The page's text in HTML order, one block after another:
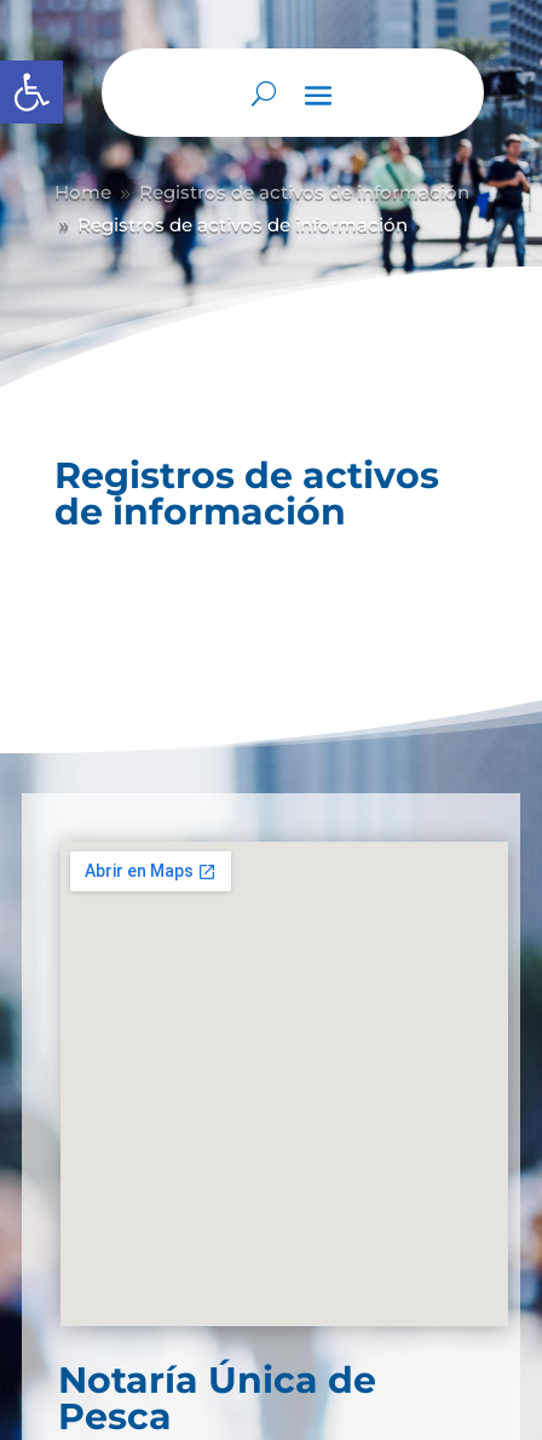
Abrir barra de herramientas
Home 9 Registros de activos de información
9 Registros de activos de información
Registros de activos
de información
Notaría Única de
Pesca